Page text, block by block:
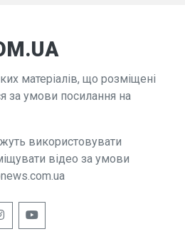
матеріалів, що розміщені
за умови посилання на
використовувати
відео за умови